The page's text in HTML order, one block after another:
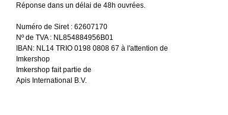
Réponse dans un délai de 48h ouvrées.
Numéro de Siret : 62607170
Nº de TVA : NL854884956B01
IBAN: NL14 TRIO 0198 0808 67 à l'attention de
Imkershop
Imkershop fait partie de
Apis International B.V.